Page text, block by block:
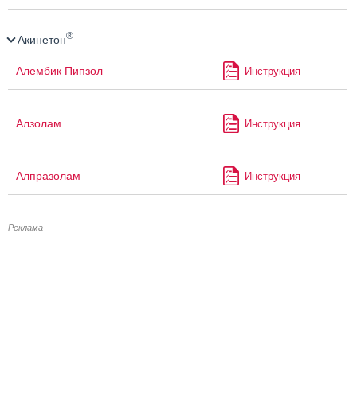
Акинетон®
Алембик Пипзол Инструкция
Алзолам Инструкция
Алпразолам Инструкция
Реклама